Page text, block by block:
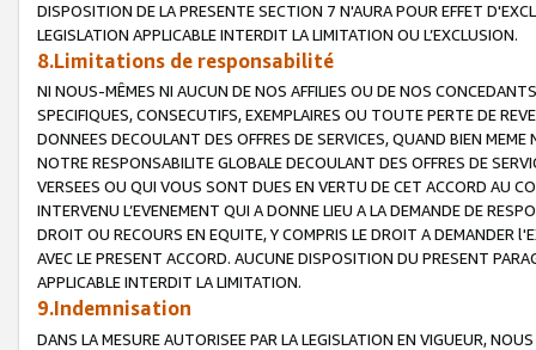
DISPOSITION DE LA PRESENTE SECTION 7 N'AURA POUR EFFET
LEGISLATION APPLICABLE INTERDIT LA LIMITATION OU L’EXCLUSION.
8.Limitations de responsabilité
NI NOUS-MÊMES NI AUCUN DE NOS AFFILIES OU DE NOS
SPECIFIQUES, CONSECUTIFS, EXEMPLAIRES OU TOUTE PERTE DE
DONNEES DECOULANT DES OFFRES DE SERVICES, QUAND BIEN
NOTRE RESPONSABILITE GLOBALE DECOULANT DES OFFRES DE
VERSEES OU QUI VOUS SONT DUES EN VERTU DE CET ACCORD AU
INTERVENU L’EVENEMENT QUI A DONNE LIEU A LA DEMANDE DE
DROIT OU RECOURS EN EQUITE, Y COMPRIS LE DROIT A DEMANDER
AVEC LE PRESENT ACCORD. AUCUNE DISPOSITION DU PRESENT
APPLICABLE INTERDIT LA LIMITATION.
9.Indemnisation
DANS LA MESURE AUTORISEE PAR LA LEGISLATION EN VIGUEUR,